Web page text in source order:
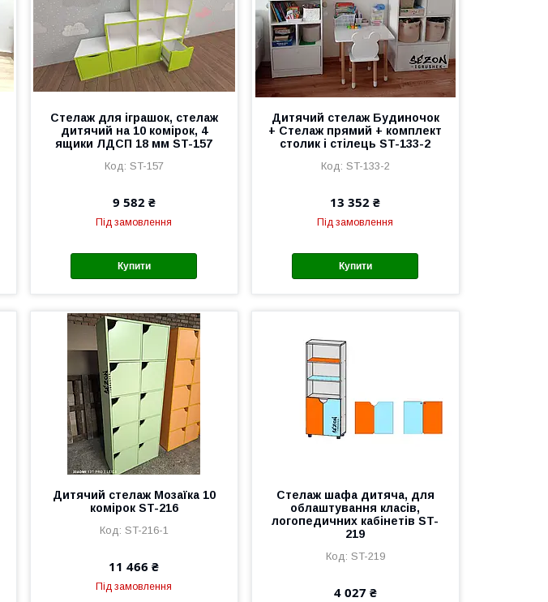
Стелаж для іграшок, стелаж
дитячий на 10 комірок, 4
ящики ЛДСП 18 мм ST-157
ST-157
9 582 ₴
Під замовлення
Купити
Дитячий стелаж Будиночок
+ Стелаж прямий + комплект
столик і стілець ST-133-2
ST-133-2
13 352 ₴
Під замовлення
Купити
Дитячий стелаж Мозаїка 10
комірок ST-216
ST-216-1
11 466 ₴
Під замовлення
Стелаж шафа дитяча, для
облаштування класів,
логопедичних кабінетів ST-
219
ST-219
4 027 ₴